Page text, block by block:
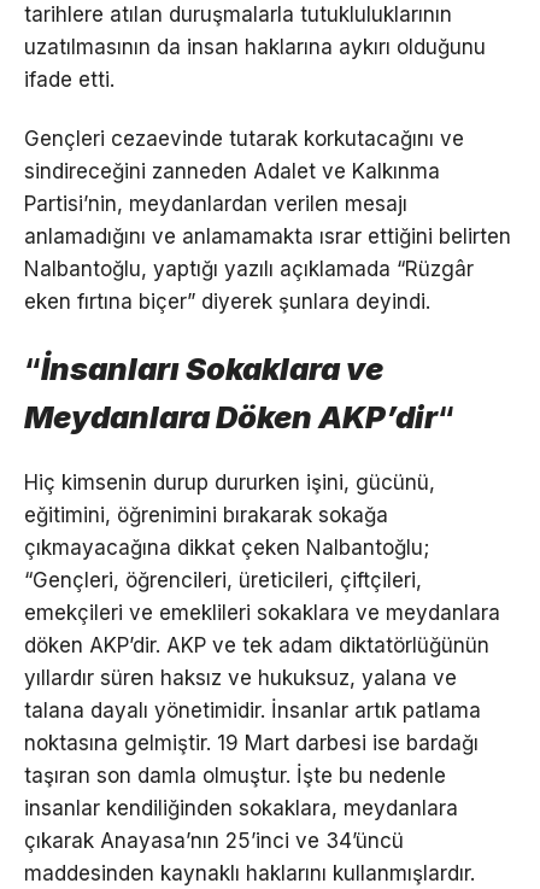
tarihlere atılan duruşmalarla tutukluluklarının
uzatılmasının da insan haklarına aykırı olduğunu
ifade etti.
Gençleri cezaevinde tutarak korkutacağını ve
sindireceğini zanneden Adalet ve Kalkınma
Partisi’nin, meydanlardan verilen mesajı
anlamadığını ve anlamamakta ısrar ettiğini belirten
Nalbantoğlu, yaptığı yazılı açıklamada “Rüzgâr
eken fırtına biçer” diyerek şunlara deyindi.
“İnsanları Sokaklara ve
Meydanlara Döken AKP’dir“
Hiç kimsenin durup dururken işini, gücünü,
eğitimini, öğrenimini bırakarak sokağa
çıkmayacağına dikkat çeken Nalbantoğlu;
“Gençleri, öğrencileri, üreticileri, çiftçileri,
emekçileri ve emeklileri sokaklara ve meydanlara
döken AKP’dir. AKP ve tek adam diktatörlüğünün
yıllardır süren haksız ve hukuksuz, yalana ve
talana dayalı yönetimidir. İnsanlar artık patlama
noktasına gelmiştir. 19 Mart darbesi ise bardağı
taşıran son damla olmuştur. İşte bu nedenle
insanlar kendiliğinden sokaklara, meydanlara
çıkarak Anayasa’nın 25’inci ve 34’üncü
maddesinden kaynaklı haklarını kullanmışlardır.